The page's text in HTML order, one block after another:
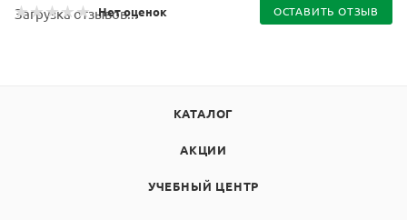
Нет оценок ОСТАВИТЬ ОТЗЫВ
Загрузка отзывов...
КАТАЛОГ
АКЦИИ
УЧЕБНЫЙ ЦЕНТР